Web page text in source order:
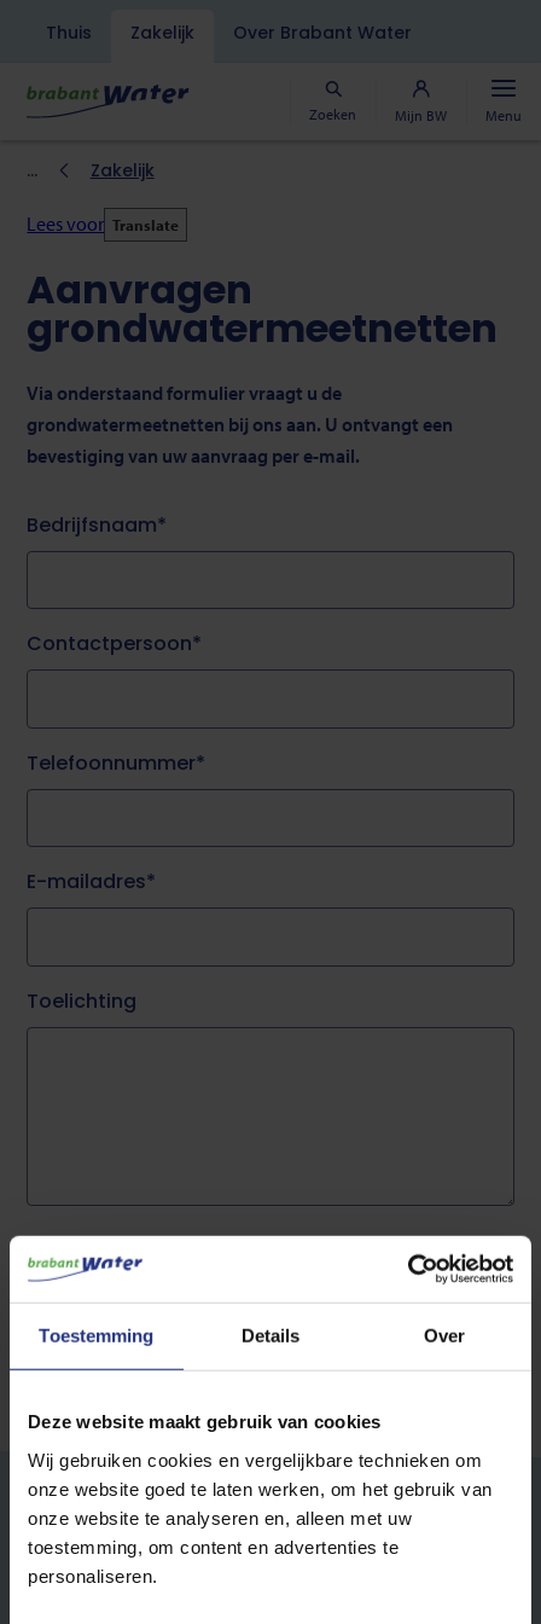
Toestemming Details Over
Deze website maakt gebruik van cookies
Wij gebruiken cookies en vergelijkbare technieken om
onze website goed te laten werken, om het gebruik van
onze website te analyseren en, alleen met uw
toestemming, om content en advertenties te
personaliseren.
Overslaan
naar
de
gaan
Thuis Zakelijk Over Brabant Water
Zoeken Mijn BW Menu
Kruimelpad
Zakelijk
Lees voor Translate
Aanvragen
grondwatermeetnetten
Via onderstaand formulier vraagt u de
grondwatermeetnetten bij ons aan. U ontvangt een
bevestiging van uw aanvraag per e-mail.
Bedrijfsnaam
Contactpersoon
Telefoonnummer
E-mailadres
Toelichting
Footer
top
zakelijk
Sectoren
Grootzakelijk